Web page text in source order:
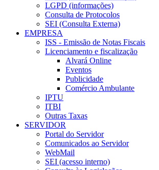
LGPD (informações)
Consulta de Protocolos
SEI (Consulta Externa)
EMPRESA
ISS - Emissão de Notas Fiscais
Licenciamento e fiscalização
Alvará Online
Eventos
Publicidade
Comércio Ambulante
IPTU
ITBI
Outras Taxas
SERVIDOR
Portal do Servidor
Comunicados ao Servidor
WebMail
SEI (acesso interno)